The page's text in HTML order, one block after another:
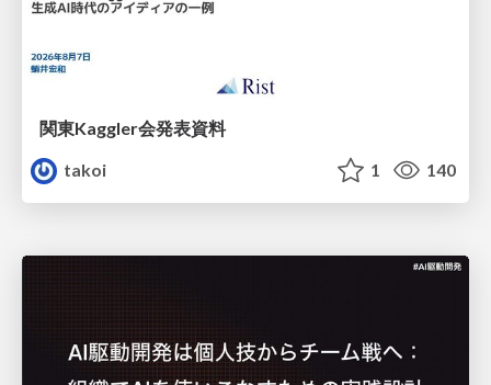
関東Kaggler会発表資料
takoi
1 140